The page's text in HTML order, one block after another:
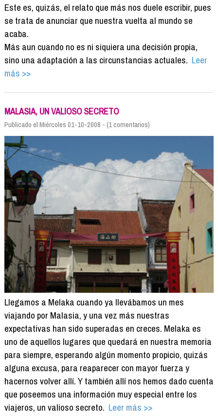
Este es, quizás, el relato que más nos duele escribir, pues
se trata de anunciar que nuestra vuelta al mundo se
acaba.
Más aun cuando no es ni siquiera una decisión propia,
sino una adaptación a las circunstancias actuales. Leer
más >>
MALASIA, UN VALIOSO SECRETO
Publicado el Miércoles 01-10-2008 - (1 comentarios)
Llegamos a Melaka cuando ya llevábamos un mes
viajando por Malasia, y una vez más nuestras
expectativas han sido superadas en creces. Melaka es
uno de aquellos lugares que quedará en nuestra memoria
para siempre, esperando algún momento propicio, quizás
alguna excusa, para reaparecer con mayor fuerza y
hacernos volver allí. Y también allí nos hemos dado cuenta
que poseemos una información muy especial entre los
viajeros, un valioso secreto. Leer más >>